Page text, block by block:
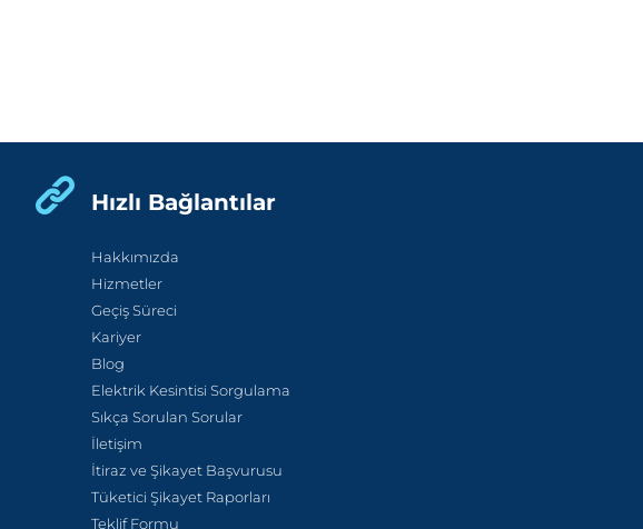
Hızlı Bağlantılar
Hakkımızda
Hizmetler
Geçiş Süreci
Kariyer
Blog
Elektrik Kesintisi Sorgulama
Sıkça Sorulan Sorular
İletişim
İtiraz ve Şikayet Başvurusu
Tüketici Şikayet Raporları
Teklif Formu